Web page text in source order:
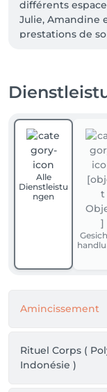
différents
Julie, Amandine
prestations de
unique et votre
Alle
Dienstleistu
ngen
Amincissement
Rituel Corps (
Indonésie )